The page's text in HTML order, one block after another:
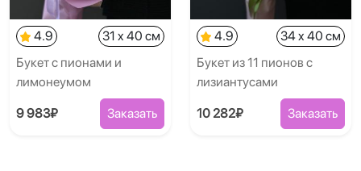
4.9
31 x 40 см
Букет с пионами и
лимонеумом
9 983₽ Заказать
4.9
34 x 40 см
Букет из 11 пионов с
лизиантусами
10 282₽ Заказать